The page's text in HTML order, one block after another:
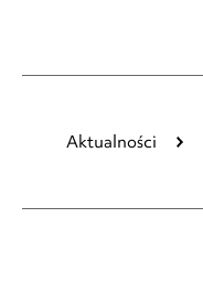
Aktualności